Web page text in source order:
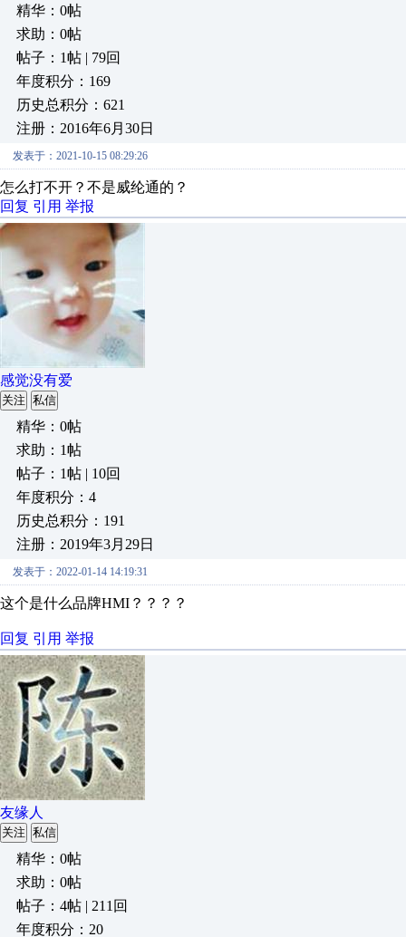
精华：0帖
求助：0帖
帖子：1帖 | 79回
年度积分：169
历史总积分：621
注册：2016年6月30日
发表于：2021-10-15 08:29:26
怎么打不开？不是威纶通的？
回复 引用 举报
感觉没有爱
关注 私信
精华：0帖
求助：1帖
帖子：1帖 | 10回
年度积分：4
历史总积分：191
注册：2019年3月29日
发表于：2022-01-14 14:19:31
这个是什么品牌HMI？？？？
回复 引用 举报
友缘人
关注 私信
精华：0帖
求助：0帖
帖子：4帖 | 211回
年度积分：20